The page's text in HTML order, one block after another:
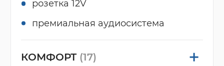
розетка 12V
премиальная аудиосистема
КОМФОРТ (17)